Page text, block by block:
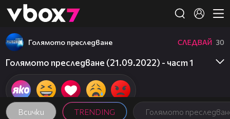
👾
Всички TRENDING Голямото
Голямото преследване СЛЕДВАЙ 30
Голямото преследване (21.09.2022) - част 1
09:13